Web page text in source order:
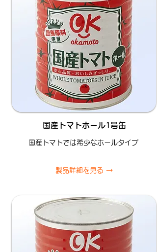
国産トマトホール1号缶
国産トマトでは希少なホールタイプ
製品詳細を見る →